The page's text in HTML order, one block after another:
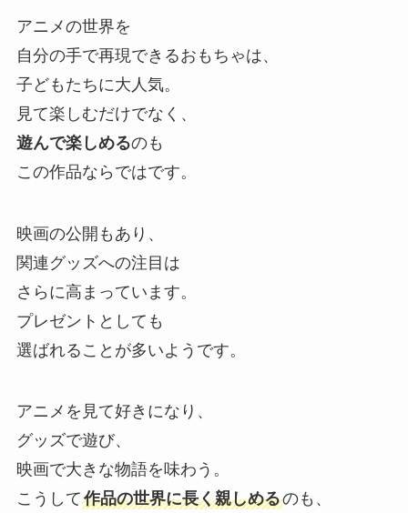
アニメの世界を
自分の手で再現できるおもちゃは、
子どもたちに大人気。
見て楽しむだけでなく、
遊んで楽しめるのも
この作品ならではです。
映画の公開もあり、
関連グッズへの注目は
さらに高まっています。
プレゼントとしても
選ばれることが多いようです。
アニメを見て好きになり、
グッズで遊び、
映画で大きな物語を味わう。
こうして作品の世界に長く親しめるのも、